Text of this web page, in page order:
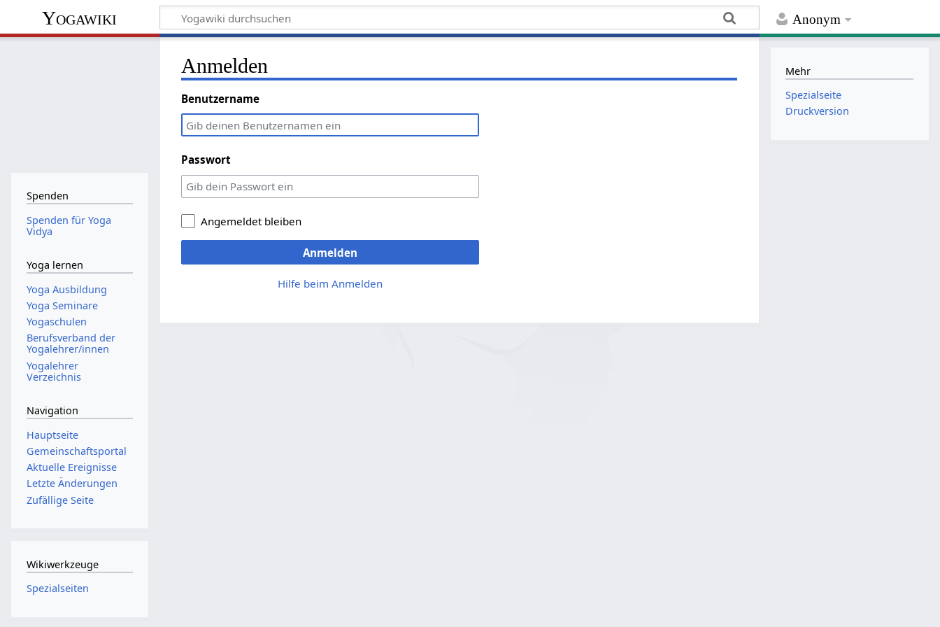
Anonym
Yogawiki
Anmelden
Benutzername
Passwort
Angemeldet bleiben
Anmelden
Hilfe beim Anmelden
Spenden
Spenden für Yoga
Vidya
Yoga lernen
Yoga Ausbildung
Yoga Seminare
Yogaschulen
Berufsverband der
Yogalehrer/innen
Yogalehrer
Verzeichnis
Navigation
Hauptseite
Gemeinschafts­portal
Aktuelle Ereignisse
Letzte Änderungen
Zufällige Seite
Wikiwerkzeuge
Spezialseiten
Mehr
Spezialseite
Druckversion